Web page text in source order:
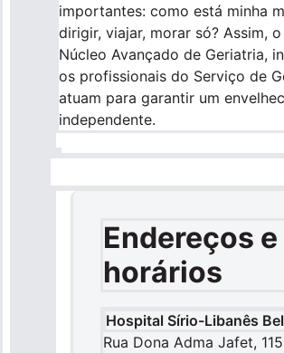
importantes: como está minha
dirigir, viajar, morar só? Assim,
Núcleo Avançado de Geriatria,
os profissionais do Serviço de
atuam para garantir um
independente.
Endereços e
horários
Hospital Sírio-Libanês
Rua Dona Adma Jafet, 115